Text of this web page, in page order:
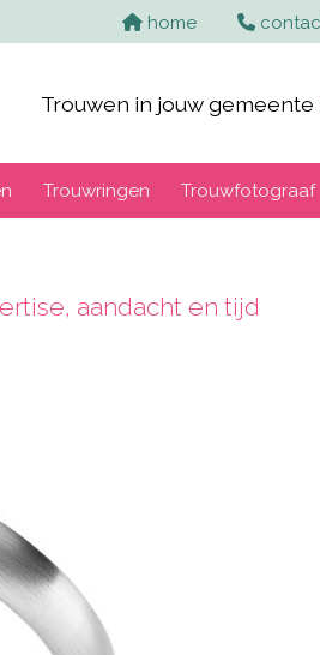
home
Trouwen in jouw gemeente
Trouwringen Trouwfotograaf
aandacht en tijd